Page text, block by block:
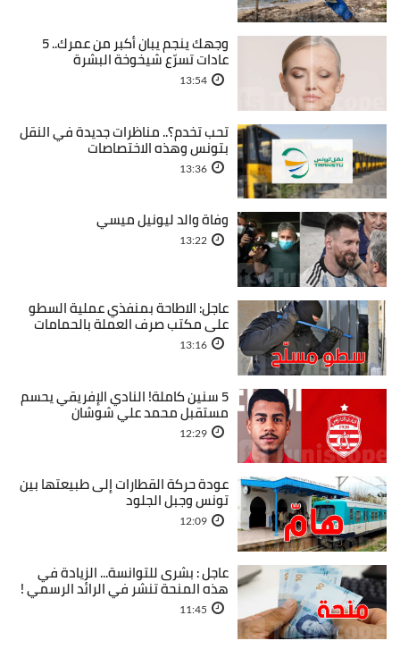
وجهك ينجم يبان أكبر من عمرك.. 5
عادات تسرّع شيخوخة البشرة
13:54
تحب تخدم؟.. مناظرات جديدة في النقل
بتونس وهذه الاختصاصات
13:36
وفاة والد ليونيل ميسي
13:22
عاجل: الاطاحة بمنفذي عملية السطو
على مكتب صرف العملة بالحمامات
13:16
5 سنين كاملة! النادي الإفريقي يحسم
مستقبل محمد علي شوشان
12:29
عودة حركة القطارات إلى طبيعتها بين
تونس وجبل الجلود
12:09
عاجل : بشرى للتوانسة... الزيادة في
هذه المنحة تنشر في الرائد الرسمي !
11:45